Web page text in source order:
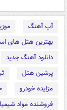
آپ آهنگ
بهترین هتل های
دانلود آهنگ جدید
پرشین هتل
مزایده خودرو
فروشنده مواد